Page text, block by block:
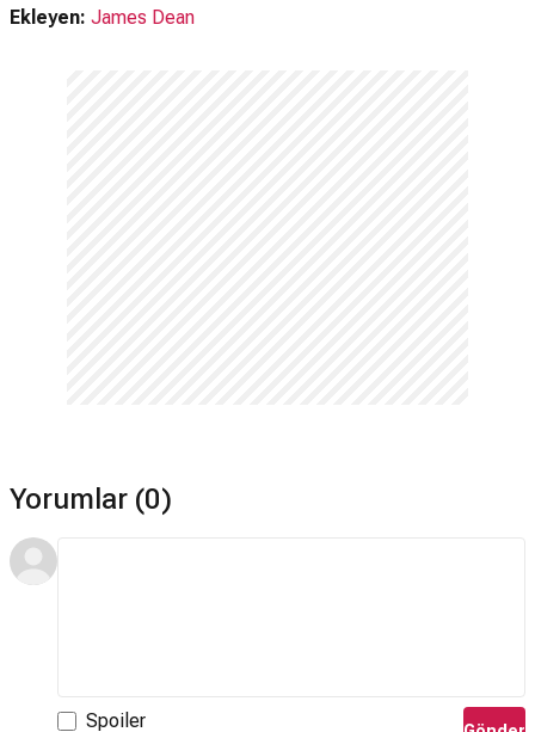
Ekleyen: James Dean
Yorumlar (0)
Spoiler